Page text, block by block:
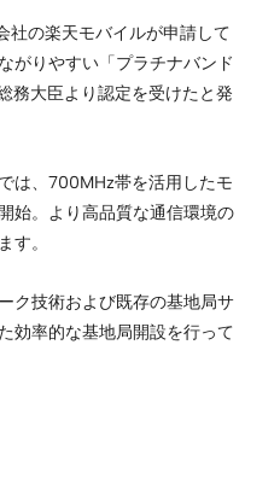
の楽天モバイルが申請して
がりやすい「プラチナバンド
務大臣より認定を受けたと発
は、700MHz帯を活用したモ
始。より高品質な通信環境の
す。
ク技術および既存の基地局サ
効率的な基地局開設を行って